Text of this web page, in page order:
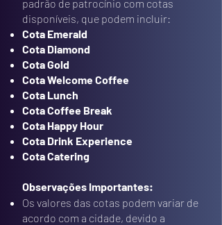
padrão de patrocínio com cotas
disponíveis, que podem incluir:
Cota Emerald
Cota Diamond
Cota Gold
Cota Welcome Coffee
Cota Lunch
Cota Coffee Break
Cota Happy Hour
Cota Drink Experience
Cota Catering
Observações Importantes:
Os valores das cotas podem variar de
acordo com a cidade, devido a